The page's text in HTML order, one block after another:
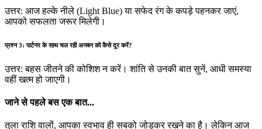
उत्तर: आज हल्के नीले (Light Blue) या सफेद रंग के कपड़े पहनकर जाएं,
आपको सफलता जरूर मिलेगी।
प्रश्न 3: पार्टनर के साथ चल रही अनबन को कैसे दूर करें?
उत्तर: बहस जीतने की कोशिश न करें। शांति से उनकी बात सुनें, आधी समस्या
वहीं खत्म हो जाएगी।
जाने से पहले बस एक बात...
तुला राशि वालों, आपका स्वभाव ही सबको जोड़कर रखने का है। लेकिन आज